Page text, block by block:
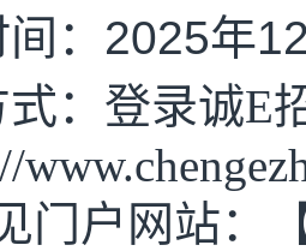
间 ： 2025年
：登录诚E
门户网站：